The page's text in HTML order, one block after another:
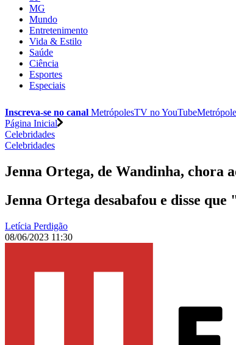
MG
Mundo
Entretenimento
Vida & Estilo
Saúde
Ciência
Esportes
Especiais
Inscreva-se no canal MetrópolesTV noYouTube
Página Inicial
Celebridades
Celebridades
Jenna Ortega, de Wandinha, chora
Jenna Ortega desabafou e disse
Letícia Perdigão
08/06/2023 11:30